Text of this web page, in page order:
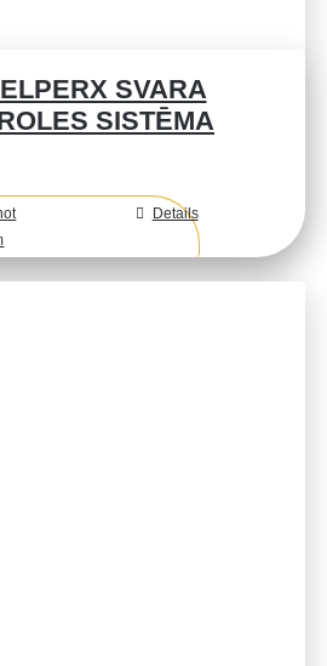
SVARA
SISTĒMA
Details